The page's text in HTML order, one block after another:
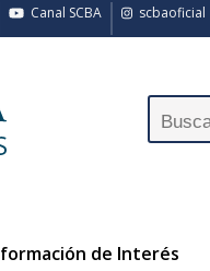
scbaoficial
Canal SCBA
de Interés